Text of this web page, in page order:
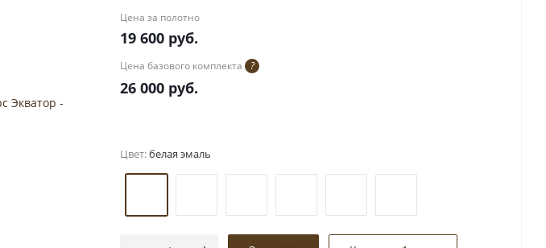
Цена за полотно
19 600 руб.
Цена базового комплекта ?
26 000 руб.
Цвет:белая эмаль